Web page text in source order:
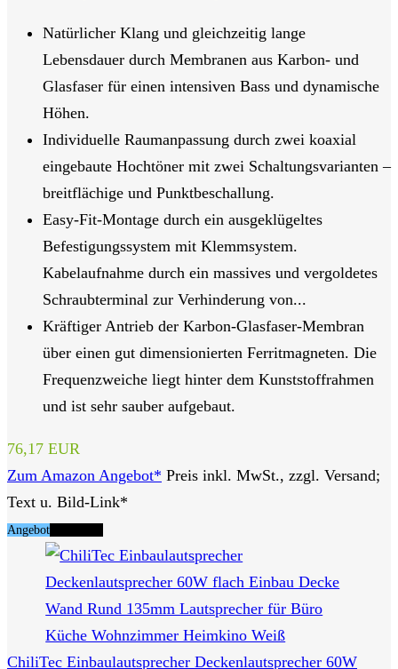
Natürlicher Klang und gleichzeitig lange
Lebensdauer durch Membranen aus Karbon- und
Glasfaser für einen intensiven Bass und dynamische
Höhen.
Individuelle Raumanpassung durch zwei koaxial
eingebaute Hochtöner mit zwei Schaltungsvarianten –
breitflächige und Punktbeschallung.
Easy-Fit-Montage durch ein ausgeklügeltes
Befestigungssystem mit Klemmsystem.
Kabelaufnahme durch ein massives und vergoldetes
Schraubterminal zur Verhinderung von...
Kräftiger Antrieb der Karbon-Glasfaser-Membran
über einen gut dimensionierten Ferritmagneten. Die
Frequenzweiche liegt hinter dem Kunststoffrahmen
und ist sehr sauber aufgebaut.
76,17 EUR
Zum Amazon Angebot* Preis inkl. MwSt., zzgl. Versand;
Text u. Bild-Link*
Angebot
ChiliTec Einbaulautsprecher Deckenlautsprecher 60W